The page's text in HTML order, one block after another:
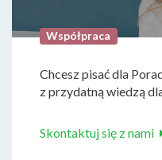
Współpraca
Chcesz pisać dla
z przydatną wiedzą
Skontaktuj się z nami